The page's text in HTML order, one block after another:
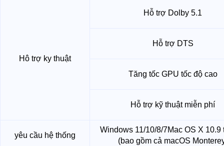
Hô trợ ky thuật
Hỗ trợ Dolby 5.1
Hỗ trợ DTS
Tăng tốc GPU tốc độ cao
Hỗ trợ kỹ thuật miễn phí
yêu cầu hệ thống
Windows 11/10/8/7Mac OS X 10.9
(bao gồm cả macOS